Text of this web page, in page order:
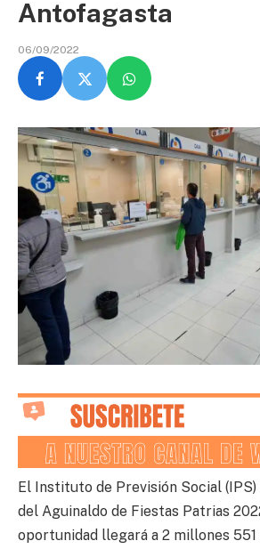
Antofagasta
06/09/2022
El Instituto de Previsión Social
del Aguinaldo de Fiestas Patrias
oportunidad llegará a 2 millones